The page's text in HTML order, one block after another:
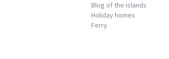
Blog of the islands
Holiday homes
Ferry